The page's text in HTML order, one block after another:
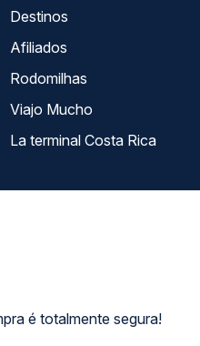
é totalmente segura!
Destinos
Afiliados
Rodomilhas
Viajo Mucho
La terminal Costa Rica